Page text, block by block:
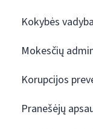
Kokybės vadyba
Mokesčių
Korupcijos
Pranešėjų